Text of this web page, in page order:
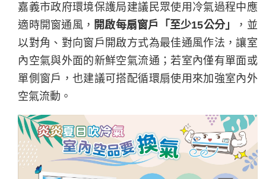
嘉義市政府環境保護局建議民眾使用冷氣過程中應
適時開窗通風， 開啟每扇窗戶「至少15公分」
，並
以對角、對向窗戶開啟方式為最佳通風作法，讓室
內空氣與外面的新鮮空氣流通；若室內僅有單面或
單側窗戶，也建議可搭配循環扇使用來加強室內外
空氣流動。